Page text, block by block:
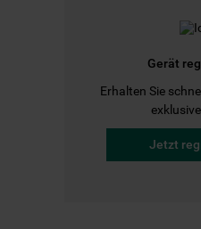
Gerät
Erhalten Sie
Jetzt